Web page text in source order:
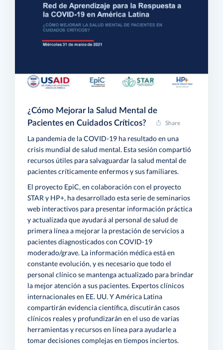
¿Cómo Mejorar la Salud Mental de
Pacientes en Cuidados Críticos?
Share
La pandemia de la COVID-19 ha resultado en una
crisis mundial de salud mental. Esta sesión compartió
recursos útiles para salvaguardar la salud mental de
pacientes críticamente enfermos y sus familiares.
El proyecto EpiC, en colaboración con el proyecto
STAR y HP+, ha desarrollado esta serie de seminarios
web interactivos para presentar información práctica
y actualizada que ayudará al personal de salud de
primera línea a mejorar la prestación de servicios a
pacientes diagnosticados con COVID-19
moderado/grave. La información médica está en
constante evolución, y es necesario que todo el
personal clínico se mantenga actualizado para brindar
la mejor atención a sus pacientes. Expertos clínicos
internacionales en EE. UU. Y América Latina
compartirán evidencia científica, discutirán casos
clínicos reales y profundizarán en el uso de varias
herramientas y recursos en línea para ayudarle a
tomar decisiones complejas en tiempos inciertos.